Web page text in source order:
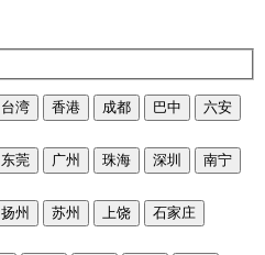
台湾 香港 成都 巴中 六安
东莞 广州 珠海 深圳 南宁
扬州 苏州 上饶 石家庄